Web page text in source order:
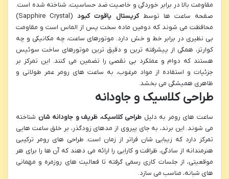
مقاومت بالا در برابر خوردگی و خاصیت ضد حساسیت، شناخته شده است.
صفحه ساعت ها توسطکریستال یاقوت کبود
(Sapphire Crystal)
محافظت می شوند که دومین ماده سخت پس از الماس است و مقاومت
بی نظیری در برابر خط و خش دارد. موتورهای ساعت، چه مکانیکی و چه
کوارتز، همگی از پیشرفته ترین و دقیق ترین موتورهای ساخت سوئیس
هستند که دوام و عملکرد بی نقصی را تضمین می کنند. این تمرکز بر
جزئیات و استفاده از مواد مرغوب، به ساعت های رومر عمر طولانی و
ظاهری همیشگی می بخشد.
طراحی کلاسیک و جاودانه
ساعت های رومر به دلیل طراحی کلاسیک، ظریف و جاودانه شان شناخته
می شوند. این برند، به جای پیروی از مدهای زودگذر، بر خلق ساعت هایی
تمرکز دارد که زیبایی شان فراتر از زمان است. طراحی های رومر ترکیبی
هنرمندانه از سادگی، ظرافت و کارایی را ارائه می دهند که آن ها را برای هر
موقعیتی، از جلسات کاری رسمی گرفته تا فعالیت های روزمره و مهمانی
های شبانه، مناسب می سازد.